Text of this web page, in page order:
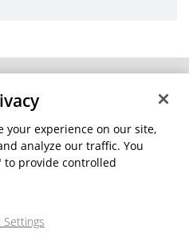
個人向け製品
全てのソフトウェア
モバイルアプリ
友達紹介プログラム
your experience on our site,
analyze our traffic. You
to provide controlled
Settings